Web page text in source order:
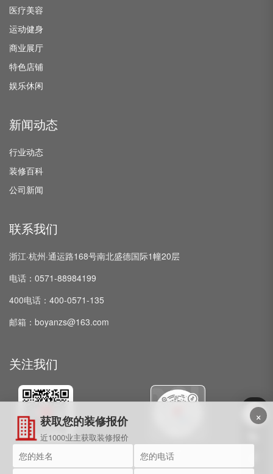
医疗美容
运动健身
商业展厅
特色店铺
娱乐休闲
新闻动态
行业动态
装修百科
公司新闻
联系我们
浙江·杭州·通运路168号南北盛德国际1幢20层
电话：0571-88984199
400电话：400-0571-135
邮箱：boyanzs@163.com
关注我们
微信公众号 抖音
获取您的装修报价
近1000业主获取装修报价
×